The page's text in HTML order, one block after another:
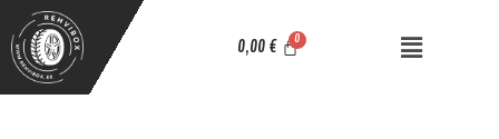
0,00 €